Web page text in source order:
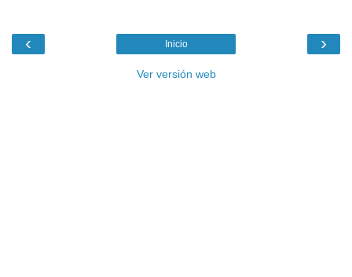
‹ ›
Inicio
Ver versión web